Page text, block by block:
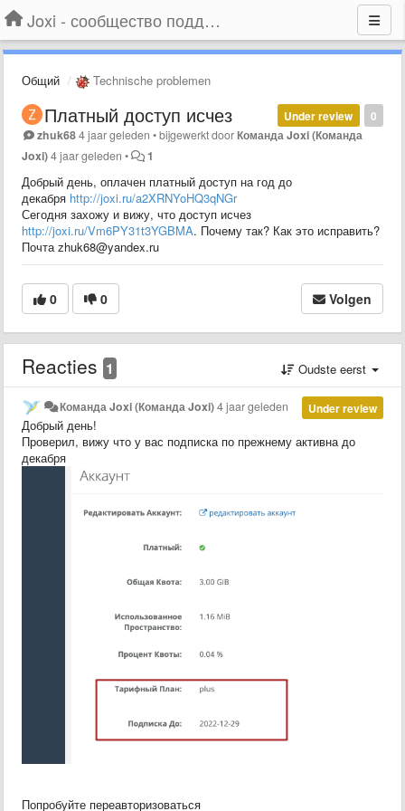
Joxi - сообщество поддержки
Общий Technische problemen
0
Under review
Платный доступ исчез
zhuk684 jaar geleden •bijgewerkt doorКоманда Joxi (Команда
Joxi)4 jaar geleden • 1
Добрый день, оплачен платный доступ на год до
декабря http://joxi.ru/a2XRNYoHQ3qNGr
Сегодня захожу и вижу, что доступ исчез
http://joxi.ru/Vm6PY31t3YGBMA. Почему так? Как это исправить?
Почта zhuk68@yandex.ru
0 0 Volgen
Reacties 1 Oudste eerst
Under review
Команда Joxi (Команда Joxi)4 jaar geleden
Добрый день!
Проверил, вижу что у вас подписка по прежнему активна до
декабря
Попробуйте переавторизоваться